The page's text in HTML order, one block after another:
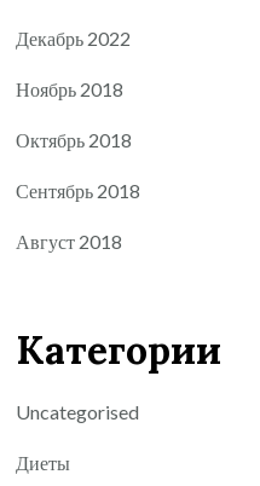
Декабрь 2022
Ноябрь 2018
Октябрь 2018
Сентябрь 2018
Август 2018
Категории
Uncategorised
Диеты